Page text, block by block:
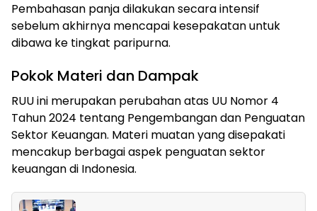
Pembahasan panja dilakukan secara intensif
sebelum akhirnya mencapai kesepakatan untuk
dibawa ke tingkat paripurna.
Pokok Materi dan Dampak
RUU ini merupakan perubahan atas UU Nomor 4
Tahun 2024 tentang Pengembangan dan Penguatan
Sektor Keuangan. Materi muatan yang disepakati
mencakup berbagai aspek penguatan sektor
keuangan di Indonesia.